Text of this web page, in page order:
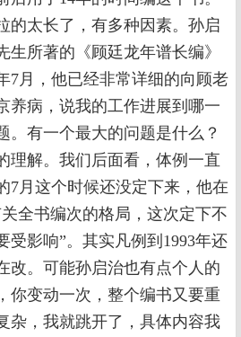
的太长了，有多种因素。孙启
生所著的《顾廷龙年谱长编》
7月，他已经非常详细的向顾老
养病，说我的工作进展到哪一
。有一个最大的问题是什么？
理解。我们后面看，体例一直
7月这个时候还没定下来，他在
全书编次的格局，这次定下不
受影响”。其实凡例到1993年还
改。可能孙启治也有点个人的
你变动一次，整个编书又要重
杂，我就跳开了，具体内容我